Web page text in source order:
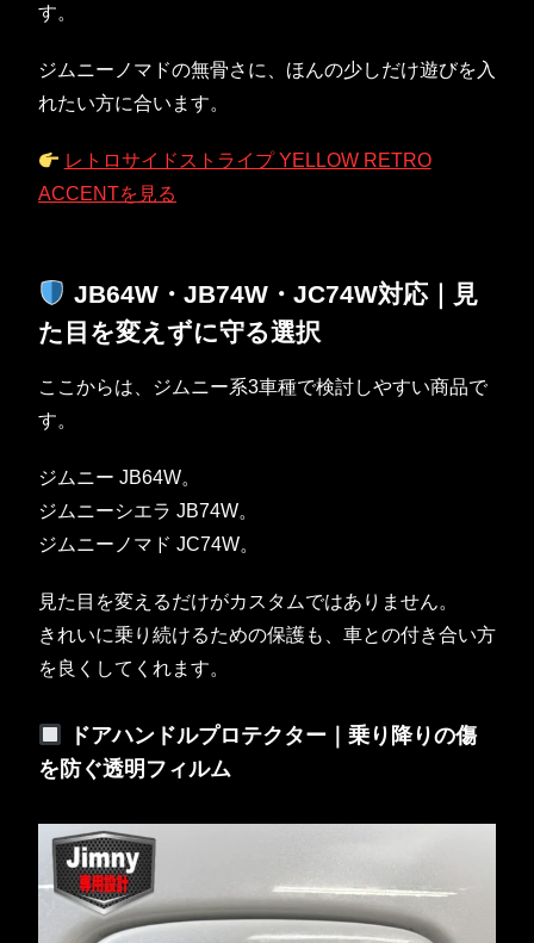
す。
ジムニーノマドの無骨さに、ほんの少しだけ遊びを入
れたい方に合います。
レトロサイドストライプ YELLOW RETRO
ACCENTを見る
JB64W・JB74W・JC74W対応｜見
た目を変えずに守る選択
ここからは、ジムニー系3車種で検討しやすい商品で
す。
ジムニー JB64W。
ジムニーシエラ JB74W。
ジムニーノマド JC74W。
見た目を変えるだけがカスタムではありません。
きれいに乗り続けるための保護も、車との付き合い方
を良くしてくれます。
ドアハンドルプロテクター｜乗り降りの傷
を防ぐ透明フィルム